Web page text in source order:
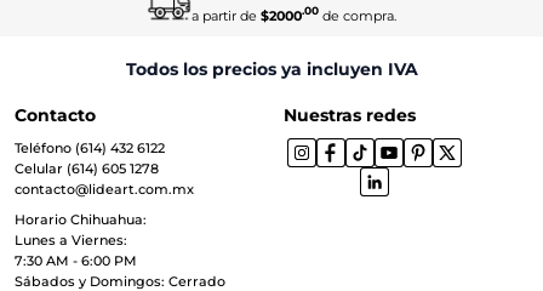
a partir de $2000.00de compra.
Todos los precios ya incluyen IVA
Contacto
Teléfono (614) 432 6122
Celular (614) 605 1278
contacto@lideart.com.mx
Horario Chihuahua:
Lunes a Viernes:
7:30 AM - 6:00 PM
Sábados y Domingos: Cerrado
Nuestras redes